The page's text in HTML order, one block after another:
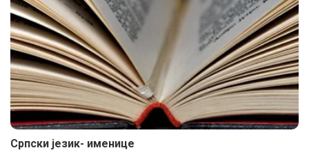
Српски језик- именице